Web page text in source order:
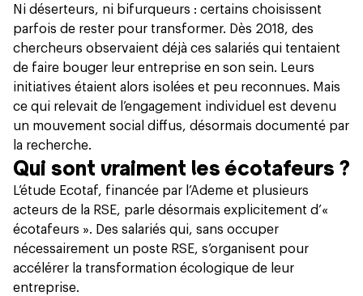
Ni déserteurs, ni bifurqueurs : certains choisissent
parfois de rester pour transformer. Dès 2018, des
chercheurs observaient déjà ces salariés qui tentaient
de faire bouger leur entreprise en son sein. Leurs
initiatives étaient alors isolées et peu reconnues. Mais
ce qui relevait de l’engagement individuel est devenu
un mouvement social diffus, désormais documenté par
la recherche.
Qui sont vraiment les écotafeurs ?
L’étude Ecotaf, financée par l’Ademe et plusieurs
acteurs de la RSE, parle désormais explicitement d’«
écotafeurs ». Des salariés qui, sans occuper
nécessairement un poste RSE, s’organisent pour
accélérer la transformation écologique de leur
entreprise.